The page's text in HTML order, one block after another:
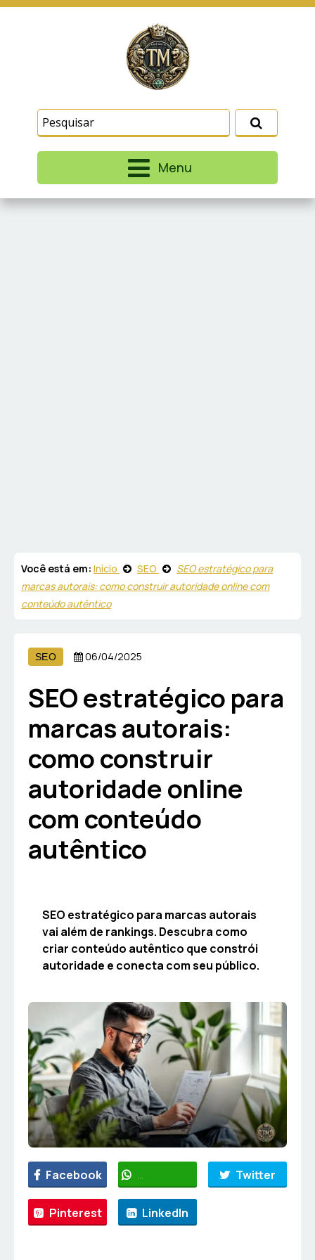
Menu
Você está em: Início SEO
SEO estratégico para
marcas autorais: como construir autoridade online com
conteúdo autêntico
SEO 06/04/2025
SEO estratégico para
marcas autorais:
como construir
autoridade online
com conteúdo
autêntico
SEO estratégico para marcas autorais
vai além de rankings. Descubra como
criar conteúdo autêntico que constrói
autoridade e conecta com seu público.
Facebook WhatsApp Twitter
Pinterest LinkedIn
similares para lembrar e entender como você usa
nosso site, analisar seu uso de nossos produtos
e serviços, ajudar com nossos esforços de
marketing e fornecer conteúdo de terceiros. Leia
Termos e CondiçõesePolítica de